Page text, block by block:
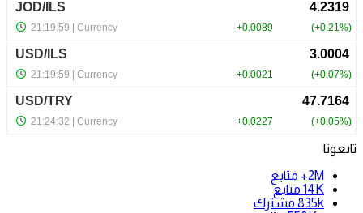
تابعونا
2M+
متابع
14K متابع
835k مشترك